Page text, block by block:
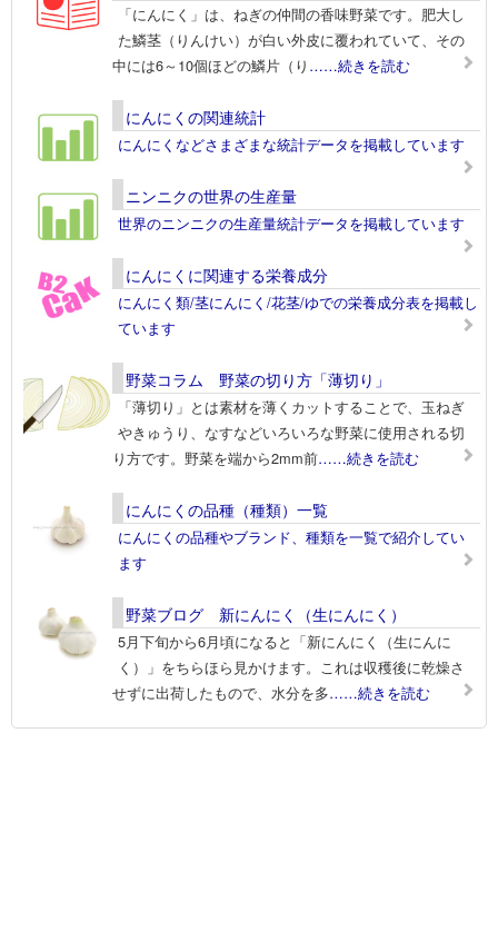
「にんにく」は、ねぎの仲間の香味野菜です。肥大し
た鱗茎（りんけい）が白い外皮に覆われていて、その
中には6～10個ほどの鱗片（り ……続きを読む
にんにくの関連統計
にんにくなどさまざまな統計データを掲載しています
ニンニクの世界の生産量
世界のニンニクの生産量統計データを掲載しています
にんにくに関連する栄養成分
にんにく類/茎にんにく/花茎/ゆでの栄養成分表を掲載し
ています
野菜コラム 野菜の切り方「薄切り」
「薄切り」とは素材を薄くカットすることで、玉ねぎ
やきゅうり、なすなどいろいろな野菜に使用される切
り方です。野菜を端から2mm前……続きを読む
にんにくの品種（種類）一覧
にんにくの品種やブランド、種類を一覧で紹介してい
ます
野菜ブログ 新にんにく（生にんにく）
5月下旬から6月頃になると「新にんにく（生にんに
く）」をちらほら見かけます。これは収穫後に乾燥さ
せずに出荷したもので、水分を多……続きを読む